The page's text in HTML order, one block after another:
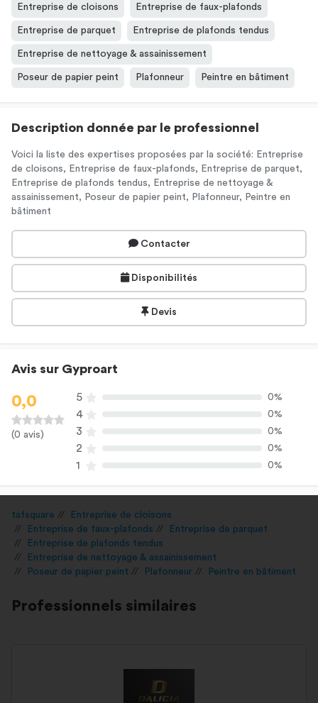
Entreprise de cloisons Entreprise de faux-plafonds
Entreprise de parquet Entreprise de plafonds tendus
Entreprise de nettoyage & assainissement
Poseur de papier peint Plafonneur Peintre en bâtiment
Description donnée par le professionnel
Voici la liste des expertises proposées par la société: Entreprise
de cloisons, Entreprise de faux-plafonds, Entreprise de parquet,
Entreprise de plafonds tendus, Entreprise de nettoyage &
assainissement, Poseur de papier peint, Plafonneur, Peintre en
bâtiment
Contacter
Disponibilités
Devis
Avis sur Gyproart
0,0
(0 avis)
5 0%
4 0%
3 0%
2 0%
1 0%
tafsquare
Entreprise de cloisons
Entreprise de faux-plafonds
Entreprise de parquet
Entreprise de plafonds tendus
Entreprise de nettoyage & assainissement
Poseur de papier peint
Plafonneur Peintre en bâtiment
Professionnels similaires